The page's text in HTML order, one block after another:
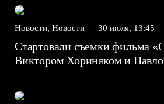
Новости, Новости — 30 июля, 13:45
Стартовали съемки фильма
Виктором Хориняком и